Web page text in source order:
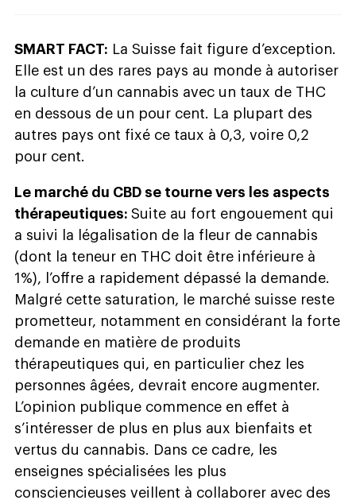
SMART FACT: La Suisse fait figure d’exception.
Elle est un des rares pays au monde à autoriser
la culture d’un cannabis avec un taux de THC
en dessous de un pour cent. La plupart des
autres pays ont fixé ce taux à 0,3, voire 0,2
pour cent.
Le marché du CBD se tourne vers les aspects
thérapeutiques: Suite au fort engouement qui
a suivi la légalisation de la fleur de cannabis
(dont la teneur en THC doit être inférieure à
1%), l’offre a rapidement dépassé la demande.
Malgré cette saturation, le marché suisse reste
prometteur, notamment en considérant la forte
demande en matière de produits
thérapeutiques qui, en particulier chez les
personnes âgées, devrait encore augmenter.
L’opinion publique commence en effet à
s’intéresser de plus en plus aux bienfaits et
vertus du cannabis. Dans ce cadre, les
enseignes spécialisées les plus
consciencieuses veillent à collaborer avec des